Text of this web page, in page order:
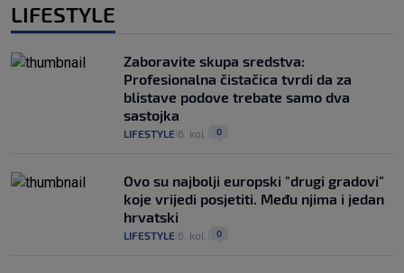
LIFESTYLE
Zaboravite skupa sredstva:
Profesionalna čistačica tvrdi da za
blistave podove trebate samo dva
sastojka
LIFESTYLE 6. kol. 0
Ovo su najbolji europski "drugi gradovi"
koje vrijedi posjetiti. Među njima i jedan
hrvatski
LIFESTYLE 6. kol. 0